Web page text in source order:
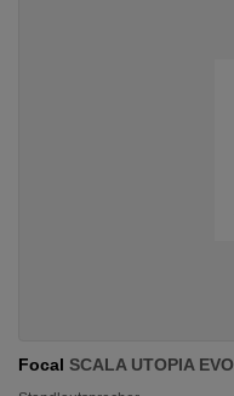
Focal SCALA UTOPIA EVO